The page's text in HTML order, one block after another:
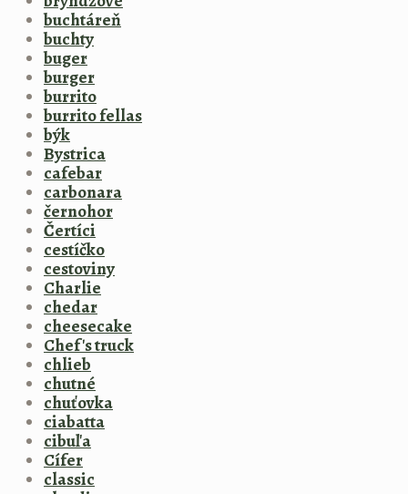
buchtáreň
buchty
buger
burger
burrito
burrito fellas
býk
Bystrica
cafebar
carbonara
černohor
Čertíci
cestíčko
cestoviny
Charlie
chedar
cheesecake
Chef's truck
chlieb
chutné
chuťovka
ciabatta
cibuľa
Cífer
classic